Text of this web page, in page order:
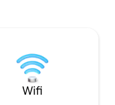
kablosuz internet
oyunları - kendi
Wifi